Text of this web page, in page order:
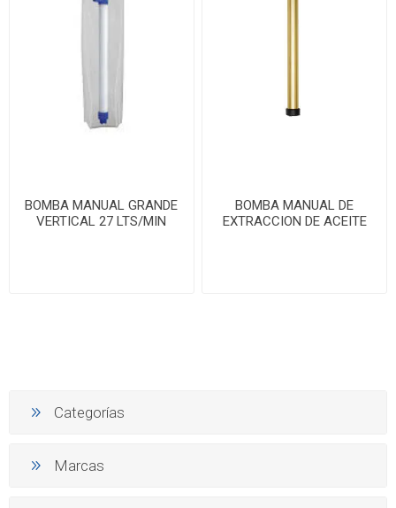
BOMBA MANUAL GRANDE
VERTICAL 27 LTS/MIN
BOMBA MANUAL DE
EXTRACCION DE ACEITE
Categorías
Marcas